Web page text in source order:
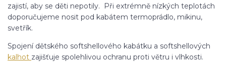
zajistí, aby se děti nepotily. Při extrémně nízkých teplotách
doporučujeme nosit pod kabátem termoprádlo, mikinu,
svetřík.
Spojení dětského softshellového kabátku a softshellových
kalhot zajišťuje spolehlivou ochranu proti větru i vlhkosti.